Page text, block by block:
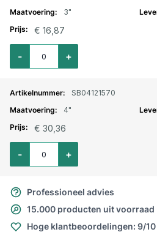
3"
€ 16,87
Aantal voor Halve sok RVS binnendraad 3"
+
-
SB04121570
4"
€ 30,36
Aantal voor Halve sok RVS binnendraad 4"
+
-
Professioneel advies
15.000 producten uit voorraad
Hoge klantbeoordelingen: 9/10